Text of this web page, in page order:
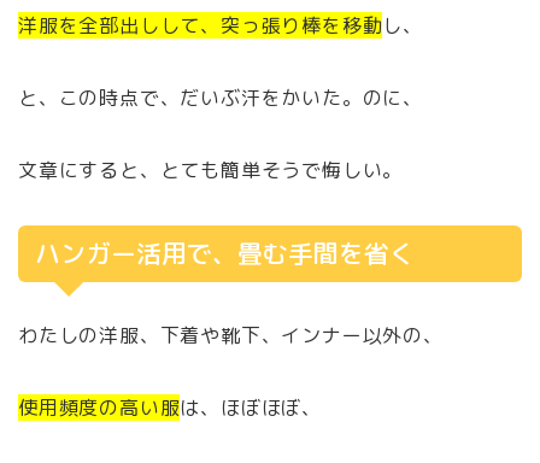
洋服を全部出しして、突っ張り棒を移動し、
と、この時点で、だいぶ汗をかいた。のに、
文章にすると、とても簡単そうで悔しい。
ハンガー活用で、畳む手間を省く
わたしの洋服、下着や靴下、インナー以外の、
使用頻度の高い服は、ほぼほぼ、